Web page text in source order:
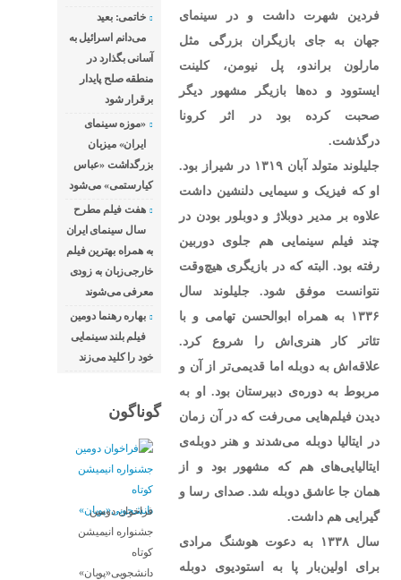
متولد آبان ۱۳۱۹ در شیراز
بود. او که
فردین شهرت داشت و در سینمای
جهان به جای بازیگران بزرگی مثل
مارلون براندو، پل نیومن، کلینت
ایستوود و ده‌ها بازیگر مشهور دیگر
صحبت کرده بود در اثر کرونا
درگذشت.
جلیلوند متولد آبان ۱۳۱۹ در شیراز بود.
او که فیزیک و سیمایی دلنشین داشت
علاوه بر مدیر دوبلاژ و دوبلور بودن در
چند فیلم سینمایی هم جلوی دوربین
رفته بود. البته که در بازیگری هیچ‌وقت
نتوانست موفق شود. جلیلوند سال
۱۳۳۶ به همراه ابوالحسن تهامی و با
تئاتر کار هنری‌اش را شروع کرد.
علاقه‌اش به دوبله اما قدیمی‌تر از آن و
مربوط به دوره‌ی دبیرستان بود. او به
دیدن فیلم‌هایی می‌رفت که در آن زمان
در ایتالیا دوبله می‌شدند و هنر دوبله‌ی
ایتالیایی‌های هم که مشهور بود و از
همان جا عاشق دوبله شد. صدای رسا و
گیرایی هم داشت.
سال ۱۳۳۸ به دعوت هوشنگ مرادی
برای اولین‌بار پا به استودیوی دوبله
خاتمی: بعید
می‌دانم اسرائیل به
آسانی بگذارد در
منطقه صلح پایدار
برقرار شود
«موزه سینمای
ایران» میزبان
بزرگداشت «عباس
کیارستمی» می‌شود
هفت فیلم مطرح
سال سینمای ایران
به همراه بهترین فیلم
خارجی‌زبان به زودی
معرفی می‌شوند
بهاره رهنما دومین
فیلم بلند سینمایی
خود را کلید می‌زند
گوناگون
فراخوان دومین
جشنواره انیمیشن
کوتاه
دانشجویی«پویان»